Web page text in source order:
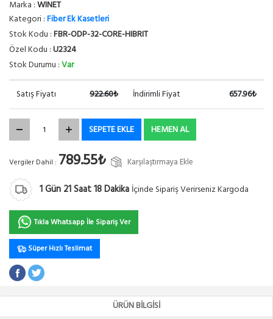
Marka :WINET
Kategori :Fiber Ek Kasetleri
Stok Kodu :FBR-ODP-32-CORE-HIBRIT
Özel Kodu :U2324
Stok Durumu :Var
Satış Fiyatı 922.60₺ İndirimli Fiyat 657.96₺
SEPETE EKLE HEMEN AL
Vergiler Dahil : 789.55₺ Karşılaştırmaya Ekle
1Gün 21Saat18Dakika İçinde Sipariş Verirseniz Kargoda
Tıkla Whatsapp İle Sipariş Ver
Süper Hızlı Teslimat
ÜRÜN BILGISI